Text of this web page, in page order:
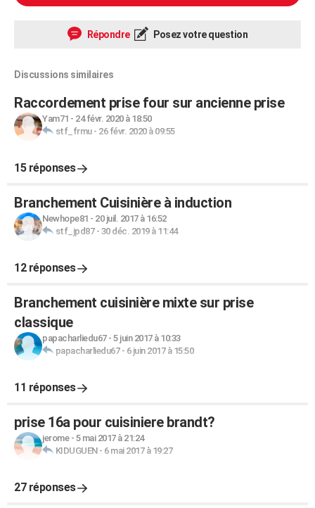
Répondre Posez votre question
Discussions similaires
Raccordement prise four sur ancienne prise
Yam71 - 24 févr. 2020 à 18:50
stf_frmu- 26 févr. 2020 à 09:55
15 réponses
Branchement Cuisinière à induction
Newhope81 - 20 juil. 2017 à 16:52
stf_jpd87- 30 déc. 2019 à 11:44
12 réponses
Branchement cuisinière mixte sur prise
classique
papacharliedu67- 5 juin 2017 à 10:33
papacharliedu67- 6 juin 2017 à 15:50
11 réponses
prise 16a pour cuisiniere brandt?
jerome- 5 mai 2017 à 21:24
KIDUGUEN- 6 mai 2017 à 19:27
27 réponses